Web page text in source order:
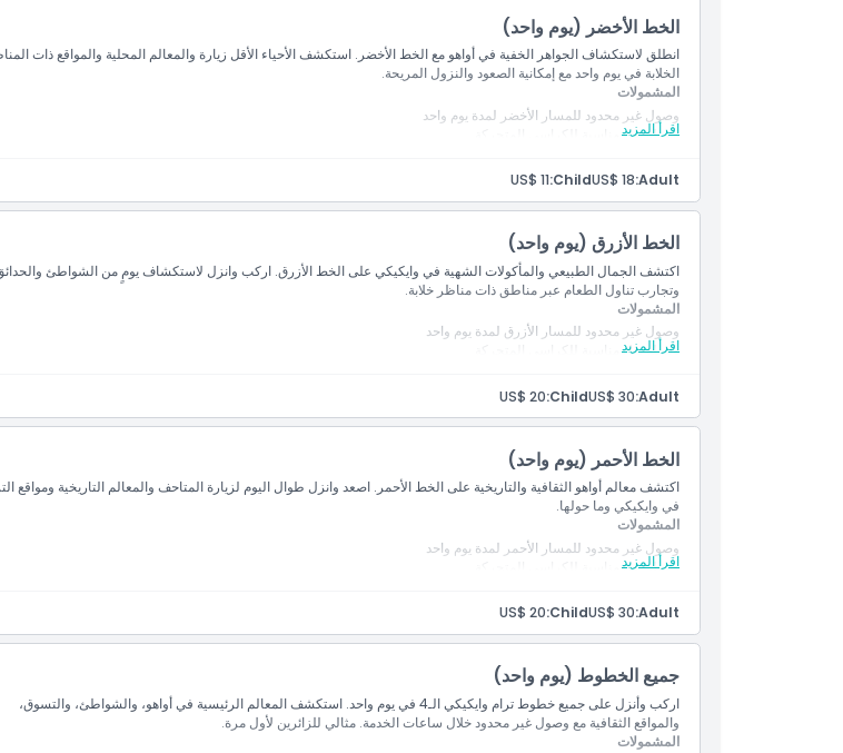
الموقع
الشروط والأحكام
الخط الأخضر (يوم واحد)
انطلق لاستكشاف الجواهر الخفية في أواهو مع الخط الأخضر. استكشف الأحياء الأقل زيارة والمعالم المحلية والمواقع ذات
الخلابة في يوم واحد مع إمكانية الصعود والنزول المريحة.
اقرأ المزيد
المشمولات
وصول غير محدود للمسار الأخضر لمدة يوم واحد
وسيلة نقل مناسبة للكراسي المتحركة
Adult:
US$ 18
Child:
US$ 11
الخط الأزرق (يوم واحد)
اكتشف الجمال الطبيعي والمأكولات الشهية في وايكيكي على الخط الأزرق. اركب وانزل لاستكشاف يومٍ من الشواطئ
وتجارب تناول الطعام عبر مناطق ذات مناظر خلابة.
اقرأ المزيد
المشمولات
وصول غير محدود للمسار الأزرق لمدة يوم واحد
وسيلة نقل مناسبة للكراسي المتحركة
Adult:
US$ 30
Child:
US$ 20
الخط الأحمر (يوم واحد)
اكتشف معالم أواهو الثقافية والتاريخية على الخط الأحمر. اصعد وانزل طوال اليوم لزيارة المتاحف والمعالم التاريخية ومواقع
في وايكيكي وما حولها.
اقرأ المزيد
المشمولات
وصول غير محدود للمسار الأحمر لمدة يوم واحد
وسيلة نقل مناسبة للكراسي المتحركة
Adult:
US$ 30
Child:
US$ 20
جميع الخطوط (يوم واحد)
اركب وأنزل على جميع خطوط ترام وايكيكي الـ4 في يوم واحد. استكشف المعالم الرئيسية في أواهو، والشواطئ، والتسوق،
والمواقع الثقافية مع وصول غير محدود خلال ساعات الخدمة. مثالي للزائرين لأول مرة.
المشمولات